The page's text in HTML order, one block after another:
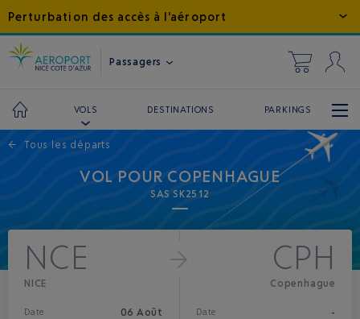
Perturbation des accès à l'aéroport
Passagers
VOLS DESTINATIONS PARKINGS
← Tous les départs
VOL POUR COPENHAGUE
SAS SK2512
NCE
NICE
Date 06 Août
CPH
Copenhague
Date -